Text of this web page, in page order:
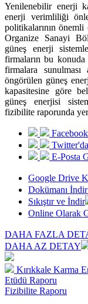
Yenilenebilir enerji
enerji verimliliği
politikalarının önemli
Organize Sanayi
güneş enerji
firmaların bu konuda
firmalara sunulması
öngörülen güneş
kapasitesine göre
güneş enerjisi
fizibilite raporunda
E-Posta
Google Drive
Dokümanı
Sıkıştır ve İndir
Online Olarak
DAHA FAZLA
DAHA AZ DETAY
Kırıkkale Karma
Etüdü Raporu
Fizibilite Raporu